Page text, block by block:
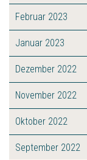
Februar 2023
Januar 2023
Dezember 2022
November 2022
Oktober 2022
September 2022